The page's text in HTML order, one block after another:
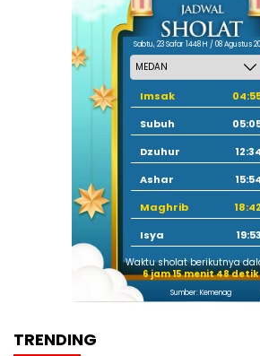
Sabtu, 23 Safar 1448 H / 08 Agustus
Imsak
Subuh
Dzuhur
12:34
Ashar
15:54
Maghrib
18:42
Isya
19:53
Waktu sholat berikutnya
6 jam 15 menit 47 detik
Sumber: Kemenag
TRENDING